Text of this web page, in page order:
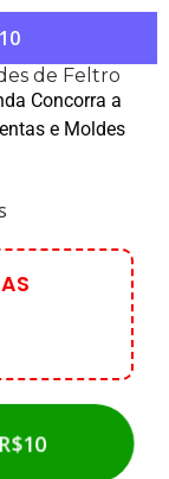
de Feltro
Concorra a
e Moldes